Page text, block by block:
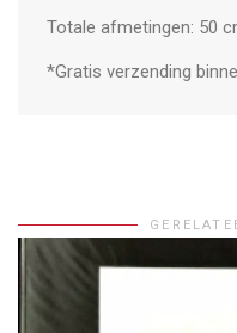
Totale afmetingen: 50
*Gratis verzending